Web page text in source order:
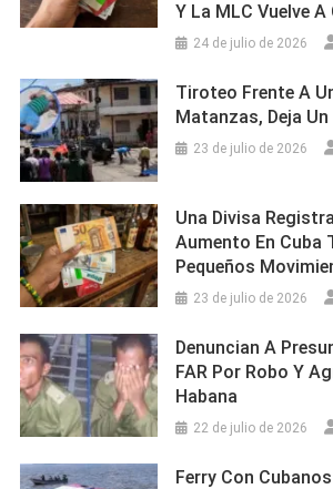
Y La MLC Vuelve A
24 de julio de 2026
Tiroteo Frente A
Matanzas, Deja
23 de julio de 2026
Una Divisa
Aumento En Cuba
Pequeños
23 de julio de 2026
Denuncian A
FAR Por Robo Y
Habana
22 de julio de 2026
Ferry Con